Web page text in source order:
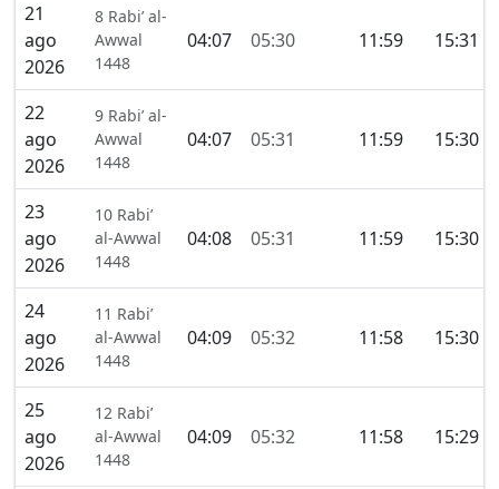
21
ago
2026
8 Rabi’ al-
Awwal
1448
04:07 05:30 11:59 15:31
22
ago
2026
9 Rabi’ al-
Awwal
1448
04:07 05:31 11:59 15:30
23
ago
2026
10 Rabi’
al-Awwal
1448
04:08 05:31 11:59 15:30
24
ago
2026
11 Rabi’
al-Awwal
1448
04:09 05:32 11:58 15:30
25
ago
2026
12 Rabi’
al-Awwal
1448
04:09 05:32 11:58 15:29